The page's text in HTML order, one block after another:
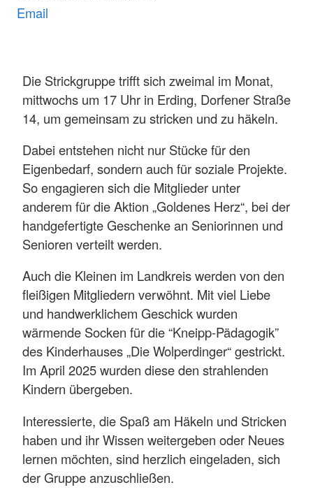
Email
Die Strickgruppe trifft sich zweimal im Monat,
mittwochs um 17 Uhr in Erding, Dorfener Straße
14, um gemeinsam zu stricken und zu häkeln.
Dabei entstehen nicht nur Stücke für den
Eigenbedarf, sondern auch für soziale Projekte.
So engagieren sich die Mitglieder unter
anderem für die Aktion „Goldenes Herz“, bei der
handgefertigte Geschenke an Seniorinnen und
Senioren verteilt werden.
Auch die Kleinen im Landkreis werden von den
fleißigen Mitgliedern verwöhnt. Mit viel Liebe
und handwerklichem Geschick wurden
wärmende Socken für die “Kneipp-Pädagogik”
des Kinderhauses „Die Wolperdinger“ gestrickt.
Im April 2025 wurden diese den strahlenden
Kindern übergeben.
Interessierte, die Spaß am Häkeln und Stricken
haben und ihr Wissen weitergeben oder Neues
lernen möchten, sind herzlich eingeladen, sich
der Gruppe anzuschließen.